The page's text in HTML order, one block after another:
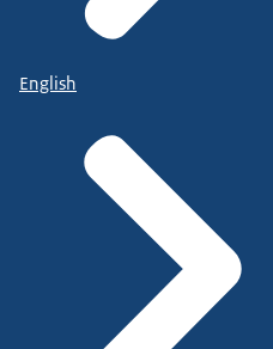
English